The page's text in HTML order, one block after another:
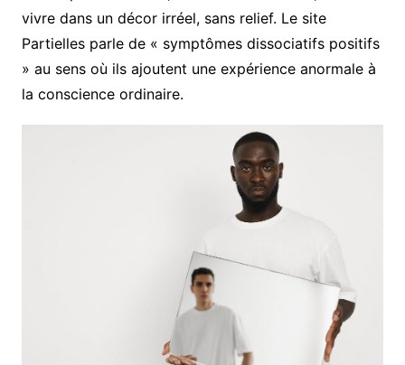
vivre dans un décor irréel, sans relief. Le site
Partielles parle de « symptômes dissociatifs positifs
» au sens où ils ajoutent une expérience anormale à
la conscience ordinaire.